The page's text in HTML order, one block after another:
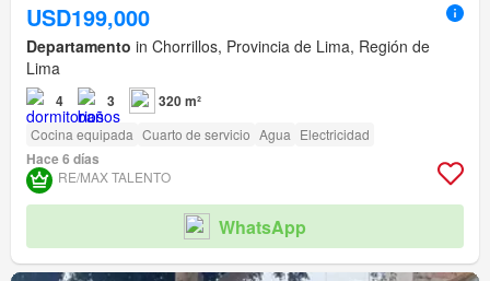
USD199,000
Departamento in Chorrillos, Provincia de Lima, Región de
Lima
4 3 320 m²
Cocina equipada Cuarto de servicio Agua Electricidad
Hace 6 días
RE/MAX TALENTO
WhatsApp